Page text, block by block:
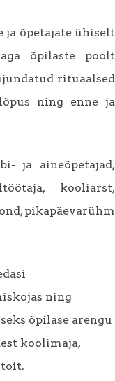
ja õpetajate ühiselt
õpilaste poolt
rituaalsed
ning enne ja
ja aineõpetajad,
kooliarst,
pikapäevarühm
ning
õpilase arengu
koolimaja,